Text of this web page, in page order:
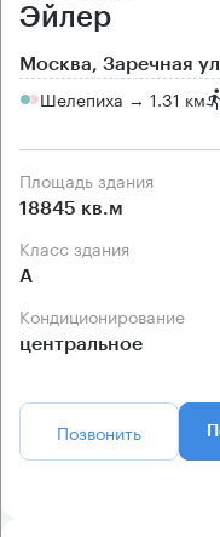
Эйлер
Москва, Заречная
Шелепиха → 1.31 км
Площадь здания
18845 кв.м
Класс здания
А
Кондиционирование
центральное
Позвонить